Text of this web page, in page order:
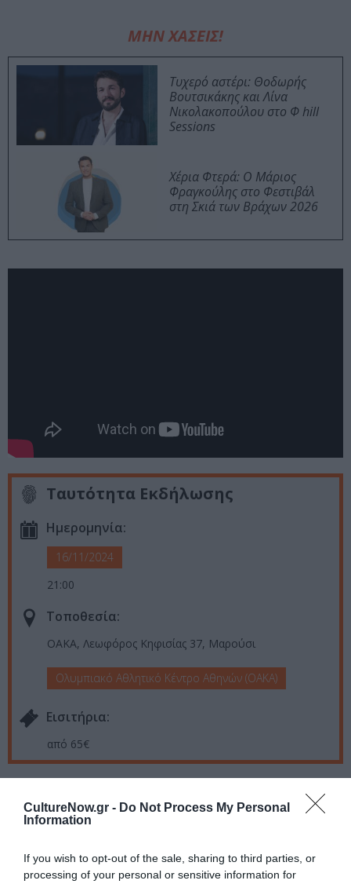
CultureNow.gr - Do Not Process My Personal
Information
If you wish to opt-out of the sale, sharing to third parties, or
processing of your personal or sensitive information for
ΜΗΝ ΧΑΣΕΙΣ!
Τυχερό αστέρι: Θοδωρής
Βουτσικάκης και Λίνα
Νικολακοπούλου στο Φ hill
Sessions
Χέρια Φτερά: Ο Μάριος
Φραγκούλης στο Φεστιβάλ
στη Σκιά των Βράχων 2026
Ταυτότητα Εκδήλωσης
Ημερομηνία:
16/11/2024
21:00
Τοποθεσία:
ΟΑΚΑ, Λεωφόρος Κηφισίας 37, Μαρούσι
Ολυμπιακό Αθλητικό Κέντρο Αθηνών (ΟΑΚΑ)
Eισιτήρια:
από 65€
μάθετε πρώτοι όλες τις ειδήσεις
Πολιτισμό στοCulturenow.gr